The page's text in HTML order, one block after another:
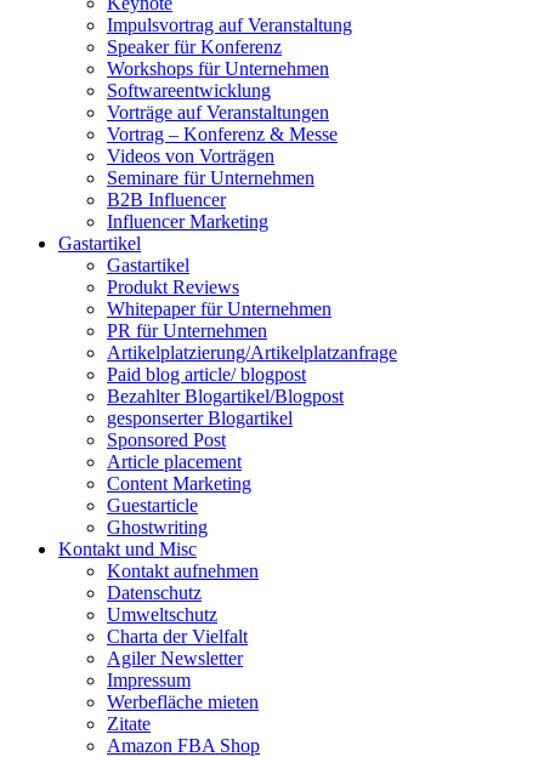
Impulsvortrag auf Veranstaltung
Speaker für Konferenz
Workshops für Unternehmen
Softwareentwicklung
Vorträge auf Veranstaltungen
Vortrag – Konferenz & Messe
Videos von Vorträgen
Seminare für Unternehmen
B2B Influencer
Influencer Marketing
Gastartikel
Gastartikel
Produkt Reviews
Whitepaper für Unternehmen
PR für Unternehmen
Artikelplatzierung/Artikelplatzanfrage
Paid blog article/ blogpost
Bezahlter Blogartikel/Blogpost
gesponserter Blogartikel
Sponsored Post
Article placement
Content Marketing
Guestarticle
Ghostwriting
Kontakt und Misc
Kontakt aufnehmen
Datenschutz
Umweltschutz
Charta der Vielfalt
Agiler Newsletter
Impressum
Werbefläche mieten
Zitate
Amazon FBA Shop